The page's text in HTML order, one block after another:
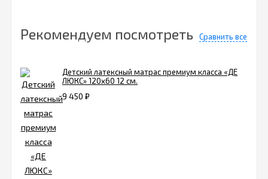
Рекомендуем посмотреть Сравнить все
Детский латексный матрас премиум класса «ДЕ
ЛЮКС» 120х60 12 см.
9 450 ₽